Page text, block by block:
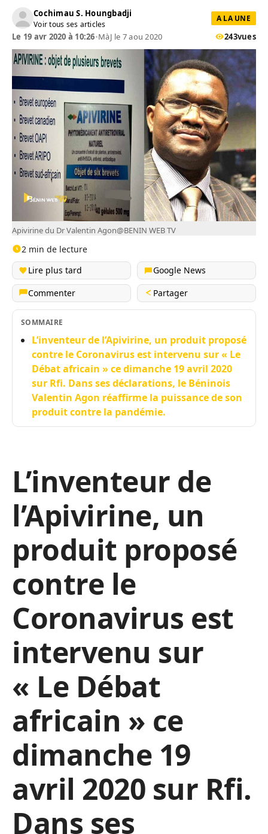
Cochimau S. Houngbadji
Voir tous ses articles
A LA UNE
Le 19 avr 2020 à 10:26•MàJ le 7 aou 2020 243vues
Apivirine du Dr Valentin Agon@BENIN WEB TV
2 min de lecture
Lire plus tard
Google News
Commenter
Partager
SOMMAIRE
L’inventeur de l’Apivirine, un produit proposé
contre le Coronavirus est intervenu sur « Le
Débat africain » ce dimanche 19 avril 2020
sur Rfi. Dans ses déclarations, le Béninois
Valentin Agon réaffirme la puissance de son
produit contre la pandémie.
L’inventeur de
l’Apivirine, un
produit proposé
contre le
Coronavirus est
intervenu sur
« Le Débat
africain » ce
dimanche 19
avril 2020 sur Rfi.
Dans ses